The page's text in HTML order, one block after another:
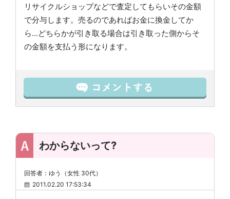
リサイクルショップなどで査定してもらいその金額
で分与します。売るのであればお金に換金してか
ら…どちらかが引き取る場合は引き取った側からそ
の金額を支払う形になります。
わからないって?
回答者：ゆう（女性 30代）
2011.02.20 17:53:34